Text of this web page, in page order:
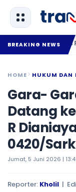
BREAKING NEWS
: Pers Harus
HOME HUKUM DAN
Gara-
Datang
R
0420/
Jumat, 5 Juni 2026 |
Reporter: Kholil |